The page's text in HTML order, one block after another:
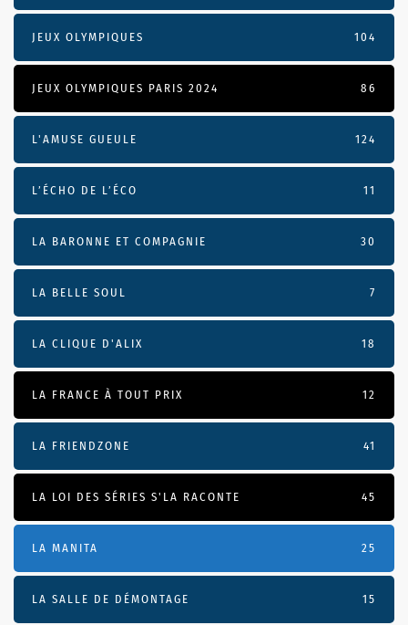
JEUX OLYMPIQUES 104
JEUX OLYMPIQUES PARIS 2024 86
L'AMUSE GUEULE 124
L’ÉCHO DE L’ÉCO 11
LA BARONNE ET COMPAGNIE 30
LA BELLE SOUL 7
LA CLIQUE D'ALIX 18
LA FRANCE À TOUT PRIX 12
LA FRIENDZONE 41
LA LOI DES SÉRIES S'LA RACONTE 45
LA MANITA 25
LA SALLE DE DÉMONTAGE 15